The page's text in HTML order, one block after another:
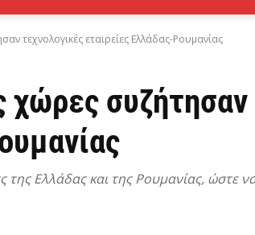
τεχνολογικές εταιρείες Ελλάδας-Ρουμανίας
χώρες συζήτησαν
Ελλάδας και της Ρουμανίας, ώστε